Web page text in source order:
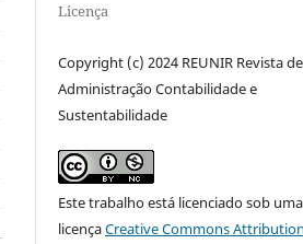
Licença
Copyright (c) 2024 REUNIR Revista de
Administração Contabilidade e
Sustentabilidade
Este trabalho está licenciado sob uma
licençaCreative Commons